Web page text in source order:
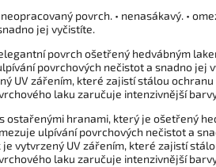
povrch. • nenasákavý. •
jej vyčistíte.
povrch ošetřený hedvábným
povrchových nečistot a snadno jej
UV zářením, které zajistí stálou ochranu
laku zaručuje intenzivnější
ostařenými hranami, který je ošetřený
ulpívání povrchových nečistot a
je vytvrzený UV zářením, které zajistí
laku zaručuje intenzivnější